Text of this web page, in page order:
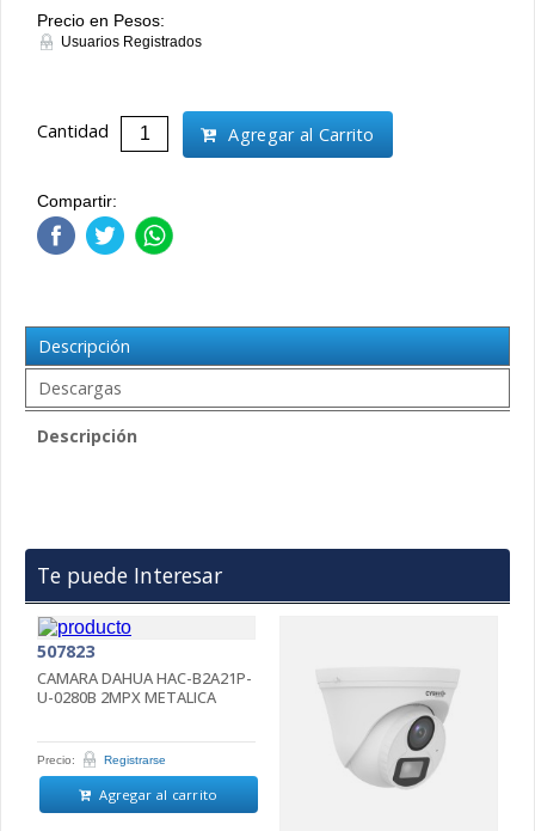
Precio en Pesos:
Usuarios Registrados
Cantidad Agregar al Carrito
Compartir:
Descripción
Descargas
Descripción
Te puede Interesar
507823
CAMARA DAHUA HAC-B2A21P-
U-0280B 2MPX METALICA
Precio: Registrarse
Agregar al carrito